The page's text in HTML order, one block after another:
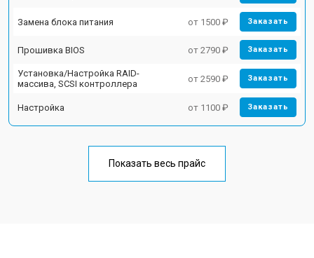
Замена блока питания от 1500 ₽ Заказать
Прошивка BIOS от 2790 ₽ Заказать
Установка/Настройка RAID-
массива, SCSI контроллера
от 2590 ₽ Заказать
Настройка от 1100 ₽ Заказать
Показать весь прайс